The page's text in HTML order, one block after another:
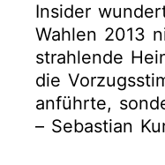
Insider
Wahlen 2013
strahlende
die
anführte,
– Sebastian